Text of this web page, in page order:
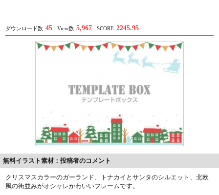
ダウンロード数 45 View数 5,967 SCORE 2245.95
無料イラスト素材：投稿者のコメント
クリスマスカラーのガーランド、トナカイとサンタのシルエット、北欧
風の街並みがオシャレかわいいフレームです。